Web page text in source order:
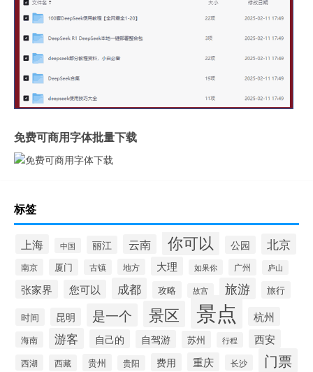
免费可商用字体批量下载
标签
上海 中国 丽江 云南 你可以 公园 北京
南京 厦门 古镇 地方 大理 如果你 广州 庐山
张家界 您可以 成都 攻略 故宫 旅游 旅行
时间 昆明 是一个 景区 景点 杭州
海南 游客 自己的 自驾游 苏州 行程 西安
西湖 西藏 贵州 贵阳 费用 重庆 长沙 门票